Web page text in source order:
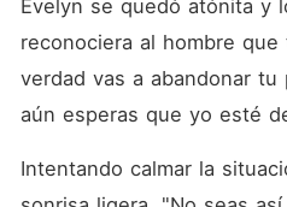
Evelyn se quedó atónita y
reconociera al hombre
verdad vas a abandonar
aún esperas que yo esté
Intentando calmar la